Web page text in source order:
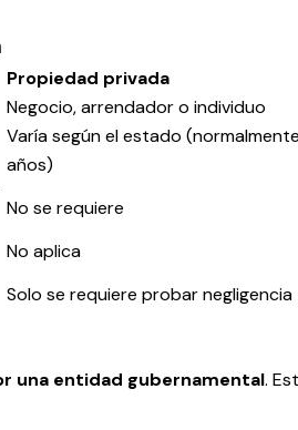
Propiedad privada
Negocio, arrendador o individuo
Varía según el estado
años)
No se requiere
No aplica
Solo se requiere probar negligencia
una entidad gubernamental.